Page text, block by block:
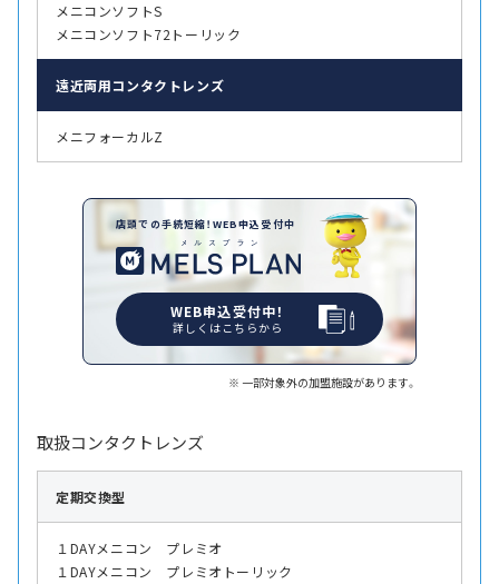
メニコンソフトS
メニコンソフト72トーリック
遠近両用コンタクトレンズ
メニフォーカルZ
店頭での手続短縮！WEB申込受付中
WEB申込受付中！
詳しくはこちらから
一部対象外の加盟施設があります。
取扱コンタクトレンズ
定期交換型
１DAYメニコン プレミオ
１DAYメニコン プレミオトーリック